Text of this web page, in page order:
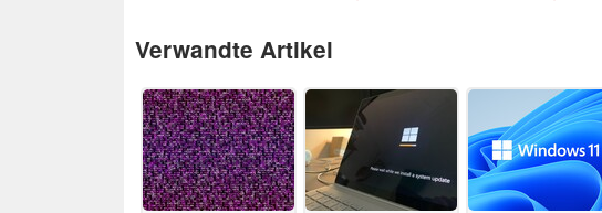
Verwandte Artikel